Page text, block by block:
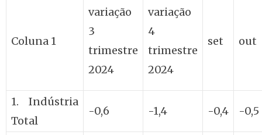
Coluna 1
variação
3
trimestre
2024
variação
4
trimestre
2024
set out
1. Indústria
Total
-0,6 -1,4 -0,4 -0,5